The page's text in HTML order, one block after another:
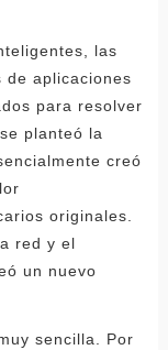
las
de aplicaciones
para resolver
planteó la
creó
originales.
red y el
un nuevo
sencilla. Por